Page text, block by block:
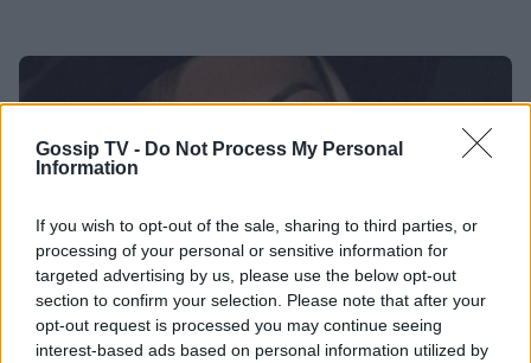
Gossip TV - Do Not Process My Personal
Information
If you wish to opt-out of the sale, sharing to third parties, or
processing of your personal or sensitive information for
targeted advertising by us, please use the below opt-out
section to confirm your selection. Please note that after your
opt-out request is processed you may continue seeing
interest-based ads based on personal information utilized by